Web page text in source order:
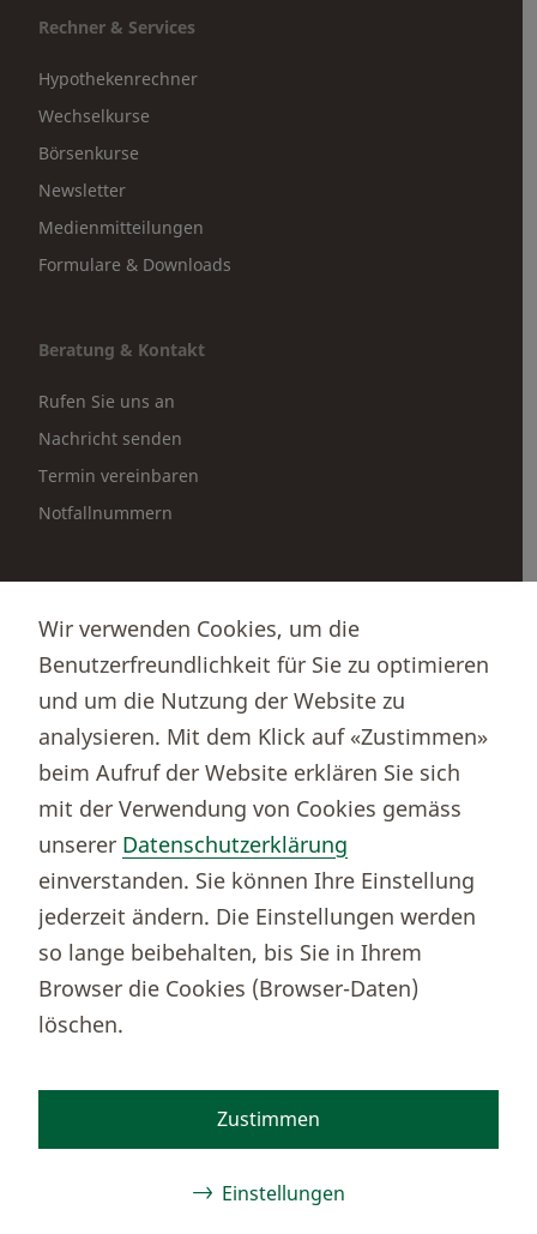
Rechner & Services
Hypothekenrechner
Wechselkurse
Börsenkurse
Newsletter
Medienmitteilungen
Formulare & Downloads
Beratung & Kontakt
Rufen Sie uns an
Nachricht senden
Termin vereinbaren
Notfallnummern
Thurgauer Kantonalbank
Bankenclearingnr.
784
BIC (SWIFT)
KBTGCH22
Weitere TKB Nummern
Rechtliche Hinweise
Barrierefreiheit
Cookie-Einstellungen
FacebookInstagram
TikTokYoutube
© 2026 Thurgauer Kantonalbank
Wir verwenden Cookies, um die
Benutzerfreundlichkeit für Sie zu optimieren
und um die Nutzung der Website zu
analysieren. Mit dem Klick auf «Zustimmen»
beim Aufruf der Website erklären Sie sich
mit der Verwendung von Cookies gemäss
unserer Datenschutzerklärung
einverstanden. Sie können Ihre Einstellung
jederzeit ändern. Die Einstellungen werden
so lange beibehalten, bis Sie in Ihrem
Browser die Cookies (Browser-Daten)
löschen.
Einstellungen
Zustimmen